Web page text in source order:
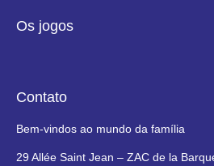
Os jogos
Contato
Bem-vindos ao mundo da família
29 Allée Saint Jean – ZAC de la